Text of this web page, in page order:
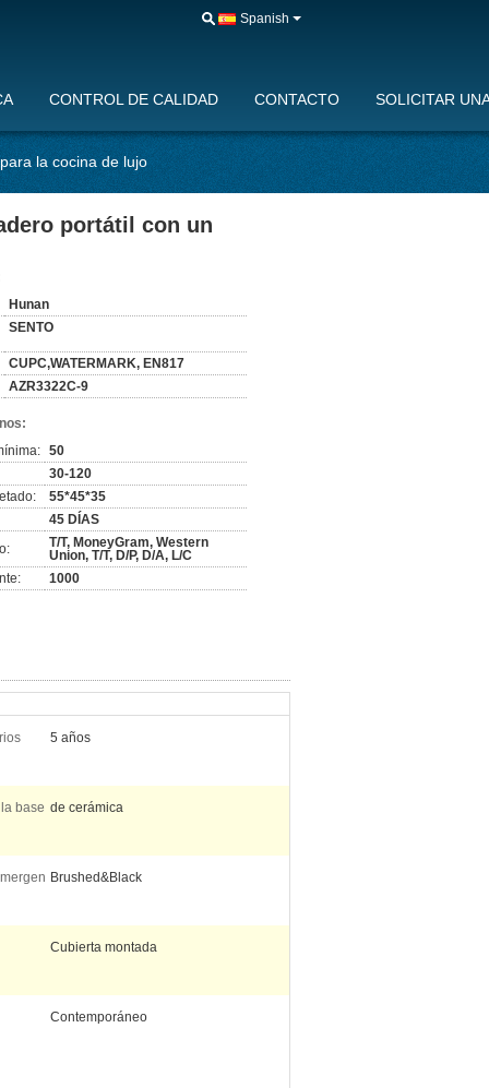
Spanish
CONTROL DE CALIDAD CONTACTO SOLICITAR
la cocina de lujo
portátil con un
Hunan
SENTO
CUPC,WATERMARK, EN817
AZR3322C-9
50
30-120
55*45*35
45 DÍAS
T/T, MoneyGram, Western
Union, T/T, D/P, D/A, L/C
1000
5 años
base de cerámica
Brushed&Black
Cubierta montada
Contemporáneo